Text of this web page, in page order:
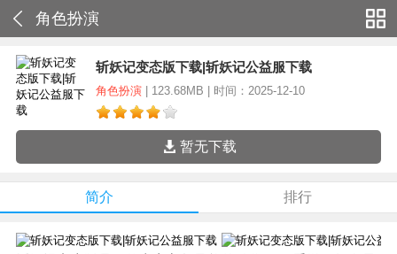
角色扮演
斩妖记变态版下载|斩妖记公益服下载
角色扮演| 123.68MB | 时间：2025-12-10
暂无下载
简介 排行